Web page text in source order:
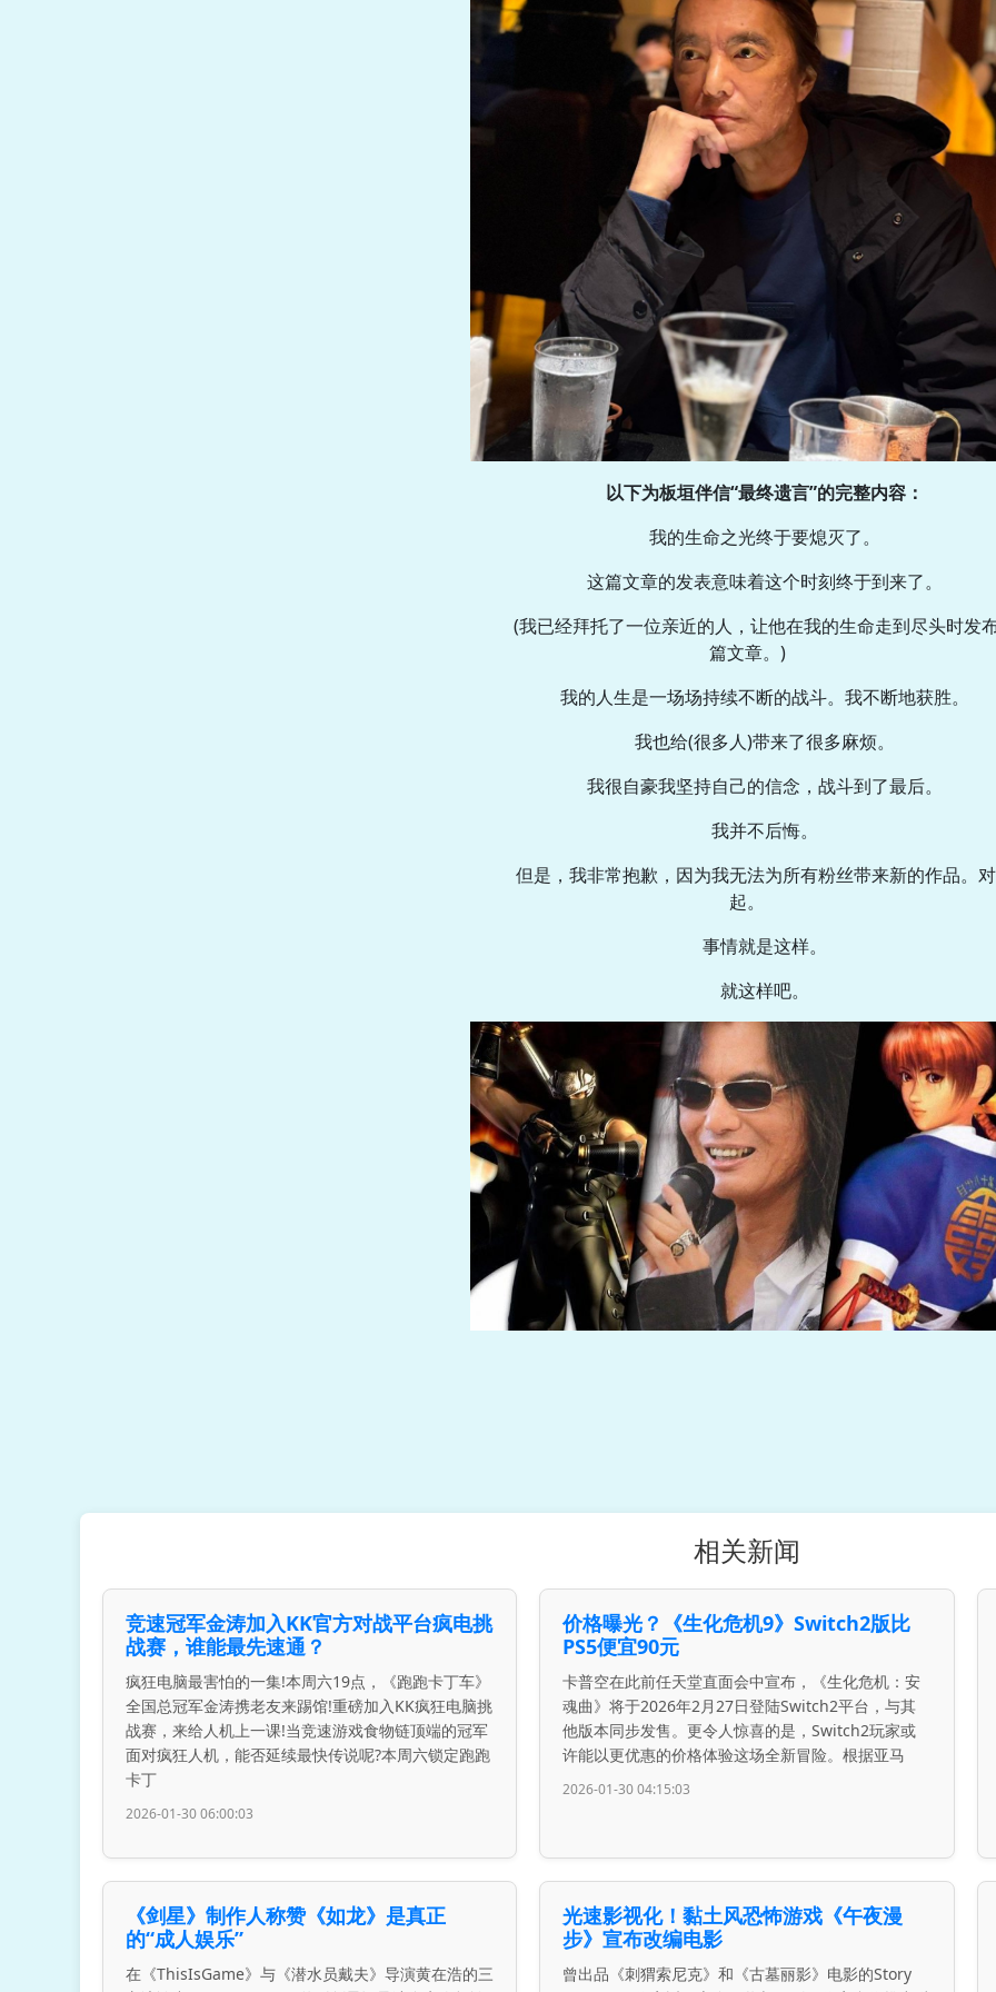
以下为板垣伴信“最终遗言”的完整内容：
我的生命之光终于要熄灭了。
这篇文章的发表意味着这个时刻终于到来了。
(我已经拜托了一位亲近的人，让他在我的生命走到尽头时发
篇文章。)
我的人生是一场场持续不断的战斗。我不断地获胜。
我也给(很多人)带来了很多麻烦。
我很自豪我坚持自己的信念，战斗到了最后。
我并不后悔。
但是，我非常抱歉，因为我无法为所有粉丝带来新的作品。
起。
事情就是这样。
就这样吧。
相关新闻
竞速冠军金涛加入KK官方对战平台疯电挑
战赛，谁能最先速通？
疯狂电脑最害怕的一集!本周六19点，《跑跑卡丁车》
全国总冠军金涛携老友来踢馆!重磅加入KK疯狂电脑挑
战赛，来给人机上一课!当竞速游戏食物链顶端的冠军
面对疯狂人机，能否延续最快传说呢?本周六锁定跑跑
卡丁
2026-01-30 06:00:03
价格曝光？《生化危机9》Switch2版比
PS5便宜90元
卡普空在此前任天堂直面会中宣布，《生化危机：安
魂曲》将于2026年2月27日登陆Switch2平台，与其
他版本同步发售。更令人惊喜的是，Switch2玩家或
许能以更优惠的价格体验这场全新冒险。根据亚马
2026-01-30 04:15:03
《剑星》制作人称赞《如龙》是真正
的“成人娱乐”
在《ThisIsGame》与《潜水员戴夫》导演黄在浩的三
光速影视化！黏土风恐怖游戏《午夜漫
步》宣布改编电影
曾出品《刺猬索尼克》和《古墓丽影》电影的Story